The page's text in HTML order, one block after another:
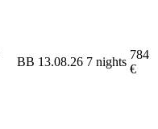
BB 13.08.26 7 nights
784
€